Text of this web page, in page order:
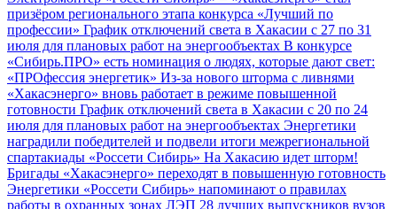
призёром регионального этапа конкурса «Лучший по
профессии» График отключений света в Хакасии с 27 по 31
июля для плановых работ на энергообъектах В конкурсе
«Сибирь.ПРО» есть номинация о людях, которые дают свет:
«ПРОфессия энергетик» Из-за нового шторма с ливнями
«Хакасэнерго» вновь работает в режиме повышенной
готовности График отключений света в Хакасии с 20 по 24
июля для плановых работ на энергообъектах Энергетики
наградили победителей и подвели итоги межрегиональной
спартакиады «Россети Сибирь» На Хакасию идет шторм!
Бригады «Хакасэнерго» переходят в повышенную готовность
Энергетики «Россети Сибирь» напоминают о правилах
работы в охранных зонах ЛЭП 28 лучших выпускников вузов